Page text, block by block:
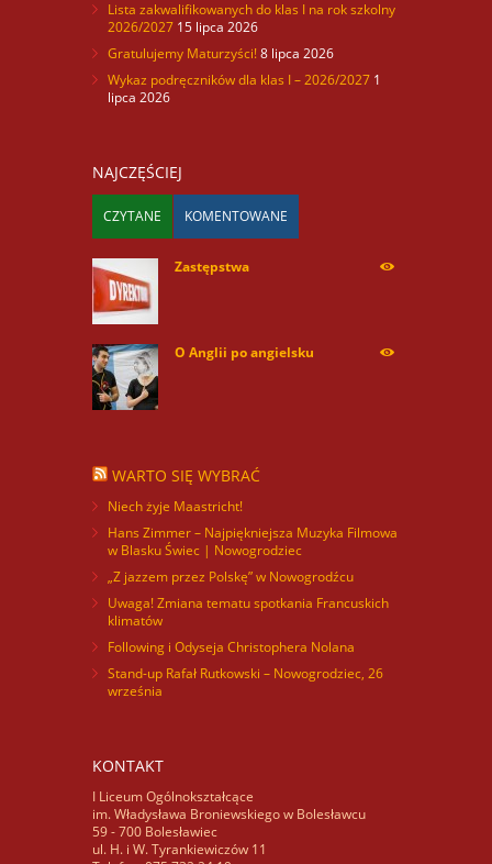
Lista zakwalifikowanych do klas I na rok szkolny
2026/2027 15 lipca 2026
Gratulujemy Maturzyści!8 lipca 2026
Wykaz podręczników dla klas I – 2026/2027 1
lipca 2026
NAJCZĘŚCIEJ
CZYTANE KOMENTOWANE
Zastępstwa
O Anglii po angielsku
WARTO SIĘ WYBRAĆ
Niech żyje Maastricht!
Hans Zimmer – Najpiękniejsza Muzyka Filmowa
w Blasku Świec | Nowogrodziec
„Z jazzem przez Polskę” w Nowogrodźcu
Uwaga! Zmiana tematu spotkania Francuskich
klimatów
Following i Odyseja Christophera Nolana
Stand-up Rafał Rutkowski – Nowogrodziec, 26
września
KONTAKT
I Liceum Ogólnokształcące
im. Władysława Broniewskiego w Bolesławcu
59 - 700 Bolesławiec
ul. H. i W. Tyrankiewiczów 11